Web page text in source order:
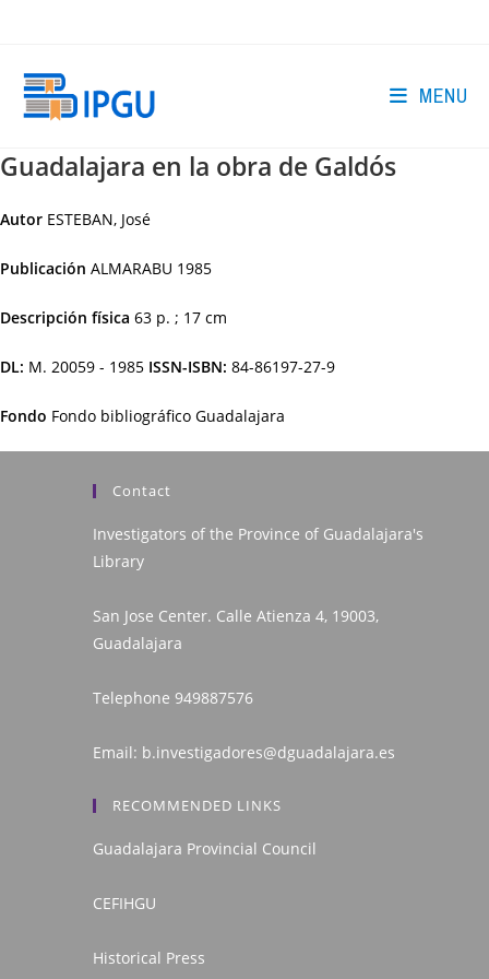
MENU
Guadalajara en la obra de Galdós
Autor ESTEBAN, José
Publicación ALMARABU 1985
Descripción física 63 p. ; 17 cm
DL: M. 20059 - 1985 ISSN-ISBN: 84-86197-27-9
Fondo Fondo bibliográfico Guadalajara
Contact
Investigators of the Province of Guadalajara's
Library
San Jose Center. Calle Atienza 4, 19003,
Guadalajara
Telephone 949887576
Email: b.investigadores@dguadalajara.es
RECOMMENDED LINKS
Guadalajara Provincial Council
CEFIHGU
Historical Press